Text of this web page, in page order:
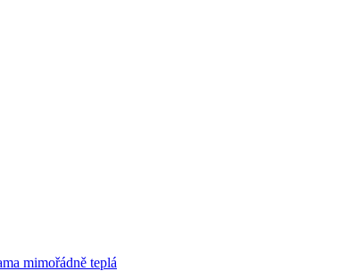
mimořádně teplá